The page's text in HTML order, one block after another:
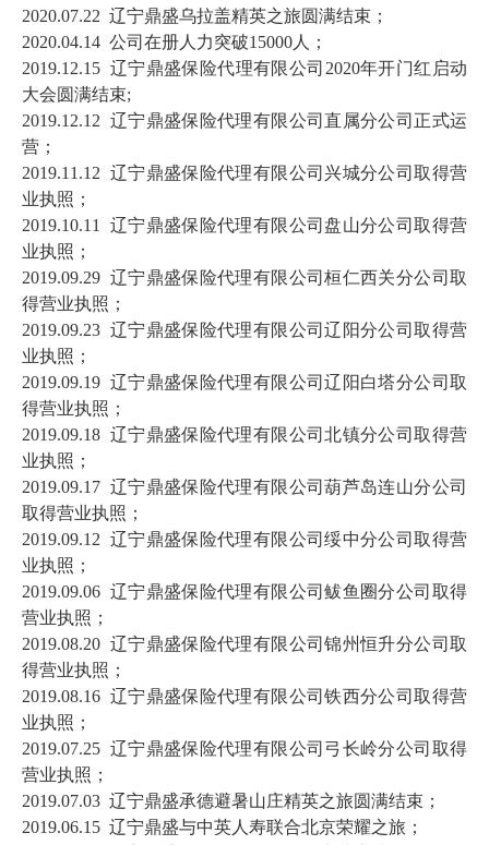
2020.07.22 辽宁鼎盛乌拉盖精英之旅圆满结束；
2020.04.14 公司在册人力突破15000人；
2019.12.15 辽宁鼎盛保险代理有限公司2020年开门红启动
大会圆满结束;
2019.12.12 辽宁鼎盛保险代理有限公司直属分公司正式运
营；
2019.11.12 辽宁鼎盛保险代理有限公司兴城分公司取得营
业执照；
2019.10.11 辽宁鼎盛保险代理有限公司盘山分公司取得营
业执照；
2019.09.29 辽宁鼎盛保险代理有限公司桓仁西关分公司取
得营业执照；
2019.09.23 辽宁鼎盛保险代理有限公司辽阳分公司取得营
业执照；
2019.09.19 辽宁鼎盛保险代理有限公司辽阳白塔分公司取
得营业执照；
2019.09.18 辽宁鼎盛保险代理有限公司北镇分公司取得营
业执照；
2019.09.17 辽宁鼎盛保险代理有限公司葫芦岛连山分公司
取得营业执照；
2019.09.12 辽宁鼎盛保险代理有限公司绥中分公司取得营
业执照；
2019.09.06 辽宁鼎盛保险代理有限公司鲅鱼圈分公司取得
营业执照；
2019.08.20 辽宁鼎盛保险代理有限公司锦州恒升分公司取
得营业执照；
2019.08.16 辽宁鼎盛保险代理有限公司铁西分公司取得营
业执照；
2019.07.25 辽宁鼎盛保险代理有限公司弓长岭分公司取得
营业执照；
2019.07.03 辽宁鼎盛承德避暑山庄精英之旅圆满结束；
2019.06.15 辽宁鼎盛与中英人寿联合北京荣耀之旅 ；